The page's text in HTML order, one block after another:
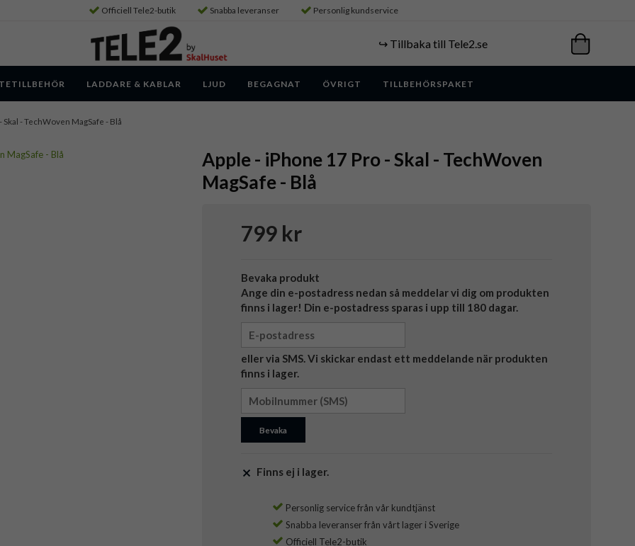
Officiell Tele2-butik Snabba leveranser Personlig kundservice
↪️ Tillbaka till Tele2.se
LADDARE & KABLAR LJUD BEGAGNAT ÖVRIGT TILLBEHÖRSPAKET
Skal - TechWoven MagSafe - Blå
Apple - iPhone 17 Pro - Skal - TechWoven
MagSafe - Blå
799 kr
Bevaka produkt
Ange din e-postadress nedan så meddelar vi dig om produkten
finns i lager! Din e-postadress sparas i upp till 180 dagar.
eller via SMS. Vi skickar endast ett meddelande när produkten
finns i lager.
Bevaka
Finns ej i lager.
Personlig service från vår kundtjänst
Snabba leveranser från vårt lager i Sverige
Officiell Tele2-butik